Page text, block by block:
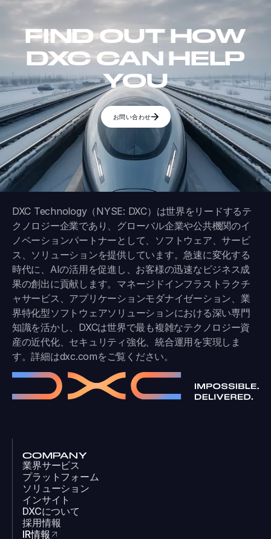
FIND OUT HOW
DXC CAN HELP
YOU
お問い合わせ
DXC Technology（NYSE: DXC）は世界をリードするテ
クノロジー企業であり、グローバル企業や公共機関のイ
ノベーションパートナーとして、ソフトウェア、サービ
ス、ソリューションを提供しています。急速に変化する
時代に、AIの活用を促進し、お客様の迅速なビジネス成
果の創出に貢献します。マネージドインフラストラクチ
ャサービス、アプリケーションモダナイゼーション、業
界特化型ソフトウェアソリューションにおける深い専門
知識を活かし、DXCは世界で最も複雑なテクノロジー資
産の近代化、セキュリティ強化、統合運用を実現しま
す。詳細はdxc.comをご覧ください。
COMPANY
業界サービス
プラットフォーム
ソリューション
インサイト
DXCについて
採用情報
IR情報